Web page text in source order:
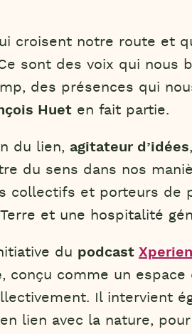
croisent notre route et
sont des voix qui nous
des présences qui
Huet en fait partie.
du lien, agitateur d’idées
du sens dans nos
collectifs et porteurs de
et une hospitalité
du podcast
, conçu comme un
Il intervient
lien avec la nature,